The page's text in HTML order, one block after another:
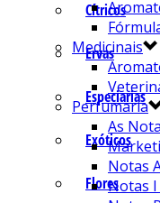
Cítricos
Ervas
Especiarias
Exóticos
Flores
Medicinais
Perfumaria
As
Notas
Notas I